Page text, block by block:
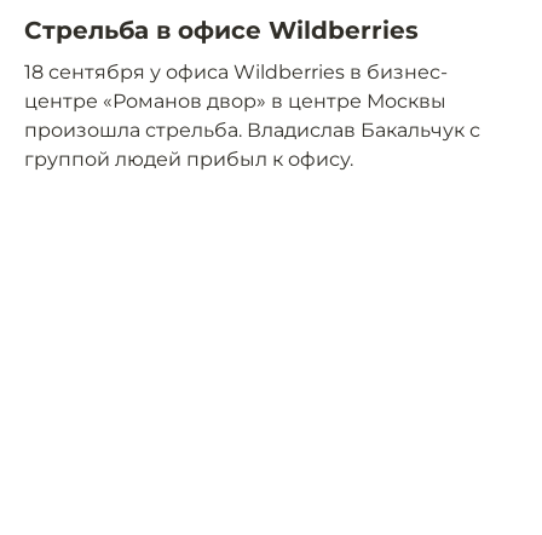
Стрельба в офисе Wildberries
18 сентября у офиса Wildberries в бизнес-
центре «Романов двор» в центре Москвы
произошла стрельба. Владислав Бакальчук с
группой людей прибыл к офису.